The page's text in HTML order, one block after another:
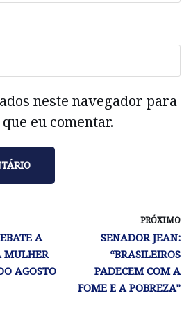
neste navegador para
eu comentar.
A
MULHER
AGOSTO
PRÓXIMO
SENADOR JEAN:
“BRASILEIROS
PADECEM COM A
FOME E A POBREZA”